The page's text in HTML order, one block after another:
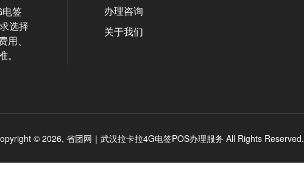
签
选择
、
办理咨询
关于我们
© 2026, 省团网｜武汉拉卡拉4G电签POS办理服务 All Rights Reserved.